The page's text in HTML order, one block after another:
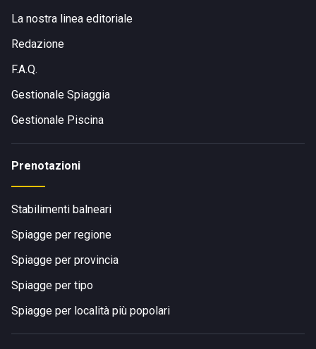
La nostra linea editoriale
Redazione
F.A.Q.
Gestionale Spiaggia
Gestionale Piscina
Prenotazioni
Stabilimenti balneari
Spiagge per regione
Spiagge per provincia
Spiagge per tipo
Spiagge per località più popolari